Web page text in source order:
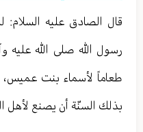
قال الصادق عليه
رسول الله صلى الله عليه
طعاماً لأسماء بنت عميس،
بذلك السنّة أن يصنع لأهل